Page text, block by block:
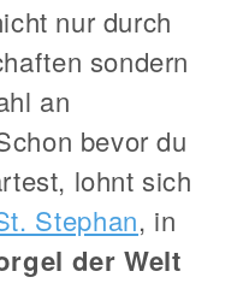
nur durch
sondern
an
bevor du
lohnt sich
Stephan, in
der Welt